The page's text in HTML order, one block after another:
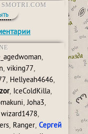
,
, viking77,
, Hellyeah4646,
, IceColdKilla,
,Joha3,
wizard1478,
, Ranger, Сергей